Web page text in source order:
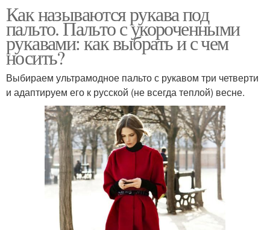
Как называются рукава под
пальто. Пальто с укороченными
рукавами: как выбрать и с чем
носить?
Выбираем ультрамодное пальто с рукавом три четверти
и адаптируем его к русской (не всегда теплой) весне.